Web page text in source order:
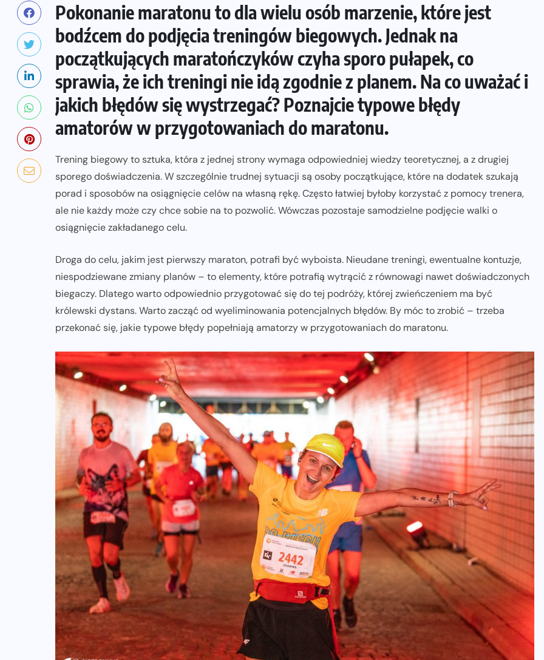
Pokonanie maratonu to dla wielu osób marzenie, które jest
bodźcem do podjęcia treningów biegowych. Jednak na
początkujących maratończyków czyha sporo pułapek, co
sprawia, że ich treningi nie idą zgodnie z planem. Na co uważać i
jakich błędów się wystrzegać? Poznajcie typowe błędy
amatorów w przygotowaniach do maratonu.
Trening biegowy to sztuka, która z jednej strony wymaga odpowiedniej wiedzy teoretycznej, a z drugiej
sporego doświadczenia. W szczególnie trudnej sytuacji są osoby początkujące, które na dodatek szukają
porad i sposobów na osiągnięcie celów na własną rękę. Często łatwiej byłoby korzystać z pomocy trenera,
ale nie każdy może czy chce sobie na to pozwolić. Wówczas pozostaje samodzielne podjęcie walki o
osiągnięcie zakładanego celu.
Droga do celu, jakim jest pierwszy maraton, potrafi być wyboista. Nieudane treningi, ewentualne kontuzje,
niespodziewane zmiany planów – to elementy, które potrafią wytrącić z równowagi nawet doświadczonych
biegaczy. Dlatego warto odpowiednio przygotować się do tej podróży, której zwieńczeniem ma być
królewski dystans. Warto zacząć od wyeliminowania potencjalnych błędów. By móc to zrobić – trzeba
przekonać się, jakie typowe błędy popełniają amatorzy w przygotowaniach do maratonu.
JAK ZACZĄĆ BIEGAĆ TEORIA TRENINGU
TRENING
Regeneracja w bieganiu. Co warto
o niej wiedzieć?
03-08-2026